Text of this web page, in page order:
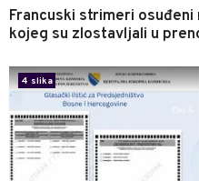
Francuski strimeri
kojeg su zlostavljali u
4 slika